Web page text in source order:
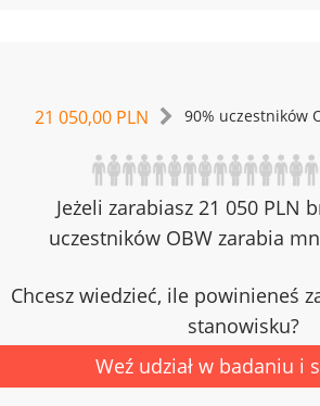
21 050,00 PLN 90% uczestników
Jeżeli zarabiasz 21 050 PLN
uczestników OBW zarabia
Chcesz wiedzieć, ile powinieneś
stanowisku?
Weź udział w badaniu i